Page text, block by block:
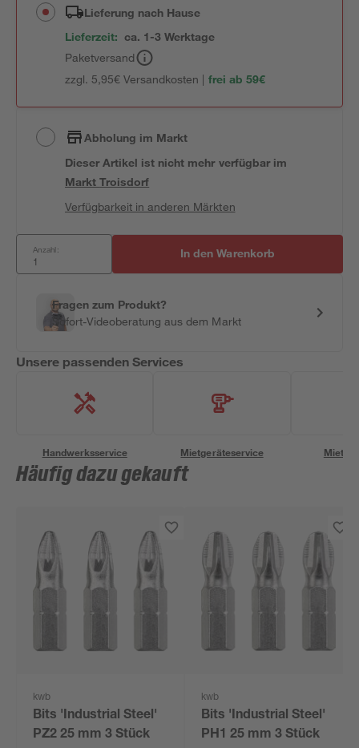
Lieferung nach Hause
Lieferzeit: ca. 1-3 Werktage
Paketversand
zzgl. 5,95€ Versandkosten | frei ab 59€
Abholung im Markt
Dieser Artikel ist nicht mehr verfügbar im
MarktTroisdorf
Verfügbarkeit in anderen Märkten
Anzahl: In den Warenkorb
Fragen zum Produkt?
Sofort-Videoberatung aus dem Markt
Unsere passenden Services
Handwerksservice Mietgeräteservice
Häufig dazu gekauft
kwb
Bits 'Industrial Steel'
PZ2 25 mm 3 Stück
kwb
Bits 'Industrial Steel'
PH1 25 mm 3 Stück